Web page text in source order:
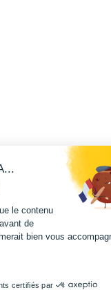
le contenu
de
bien vous
certifiés par